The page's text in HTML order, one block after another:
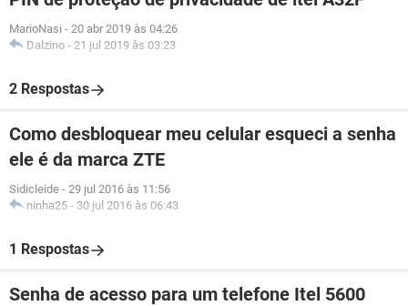
MarioNasi - 20 abr 2019 às 04:26
Dalzino - 21 jul 2019 às 03:23
2 Respostas
Como desbloquear meu celular esqueci a senha
ele é da marca ZTE
Sidicleide - 29 jul 2016 às 11:56
ninha25 - 30 jul 2016 às 06:43
1 Respostas
Senha de acesso para um telefone Itel 5600